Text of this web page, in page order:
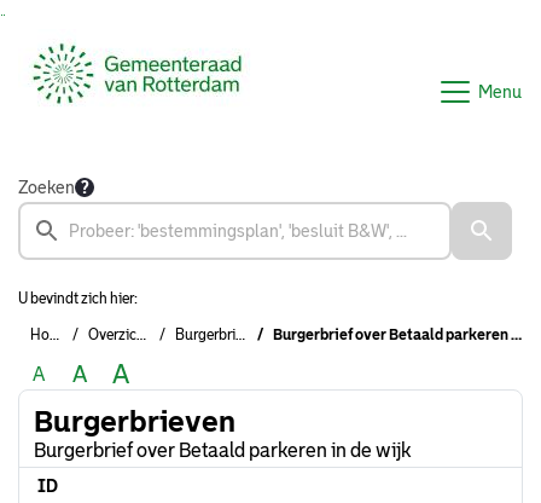
Menu
Zoeken
U bevindt zich hier:
Home Overzichten Burgerbrieven Burgerbrief over Betaald parkeren in de wijk
A A A
Burgerbrieven
Burgerbrief over Betaald parkeren in de wijk
ID